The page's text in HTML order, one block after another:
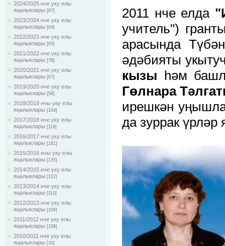
2024/2025 нче уку елы
яңалыклары [87]
2023/2024 нче уку елы
яңалыклары [64]
2022/2023 нче уку елы
яңалыклары [65]
2021/2022 нче уку елы
яңалыклары [78]
2020/2021 нче уку елы
яңалыклары [67]
2019/2020 нче уку елы
яңалыклары [58]
2018/2019 нчы уку елы
яңалыклары [104]
2017/2018 нче уку елы
яңалыклары [119]
2016/2017 нче уку елы
яңалыклары [181]
2015/2016 нчы уку елы
яңалыклары [135]
2014/2015 нче уку елы
яңалыклары [122]
2013/2014 нче уку елы
яңалыклары [110]
2012/2013 нче уку елы
яңалыклары [106]
2011/2012 нче уку елы
яңалыклары [108]
2010/2011 нче уку елы
яңалыклары [34]
2011 нче елда
учитель")
арасында
әдәбияты
кызы һәм
Гөлнара
ирешкән
да зуррак